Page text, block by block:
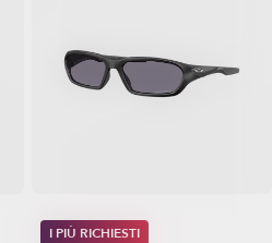
I PIÙ RICHIESTI